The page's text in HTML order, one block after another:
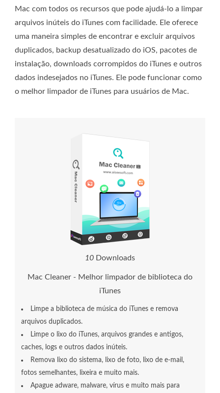
Mac com todos os recursos que pode ajudá-lo a limpar
arquivos inúteis do iTunes com facilidade. Ele oferece
uma maneira simples de encontrar e excluir arquivos
duplicados, backup desatualizado do iOS, pacotes de
instalação, downloads corrompidos do iTunes e outros
dados indesejados no iTunes. Ele pode funcionar como
o melhor limpador de iTunes para usuários de Mac.
12 Downloads
Mac Cleaner - Melhor limpador de biblioteca do
iTunes
Limpe a biblioteca de música do iTunes e remova
arquivos duplicados.
Limpe o lixo do iTunes, arquivos grandes e antigos,
caches, logs e outros dados inúteis.
Remova lixo do sistema, lixo de foto, lixo de e-mail,
fotos semelhantes, lixeira e muito mais.
Apague adware, malware, vírus e muito mais para